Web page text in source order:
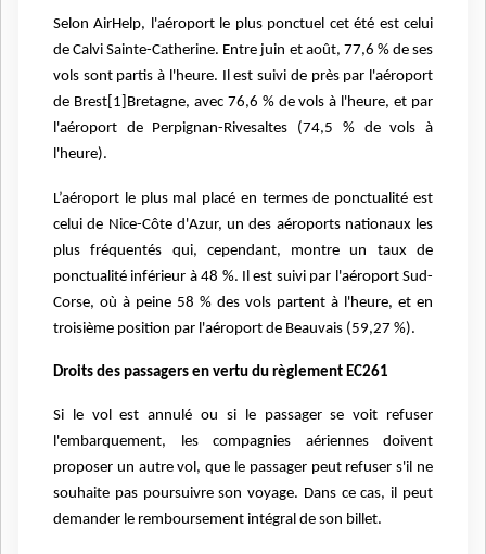
Selon AirHelp, l'aéroport le plus ponctuel cet été est celui
de Calvi Sainte-Catherine. Entre juin et août, 77,6 % de ses
vols sont partis à l'heure. Il est suivi de près par l'aéroport
de Brest[1] Bretagne, avec 76,6 % de vols à l'heure, et par
l'aéroport de Perpignan-Rivesaltes (74,5 % devols à
l'heure).
L’aéroport le plus mal placé en termes de ponctualité est
celui de Nice-Côte d'Azur, un des aéroports nationaux les
plus fréquentés qui, cependant, montre un taux de
ponctualité inférieur à 48 %. Il est suivi par l'aéroport Sud-
Corse, où à peine 58 % des vols partent à l'heure, et en
troisième position par l'aéroport de Beauvais (59,27 %).
Droits des passagers en vertu du règlement EC261
Si le vol est annulé ou si le passager se voit refuser
l'embarquement, les compagnies aériennes doivent
proposer un autre vol, que le passager peut refuser s'il ne
souhaite pas poursuivre sonvoyage. Dans ce cas, il peut
demander le remboursement intégral de son billet.